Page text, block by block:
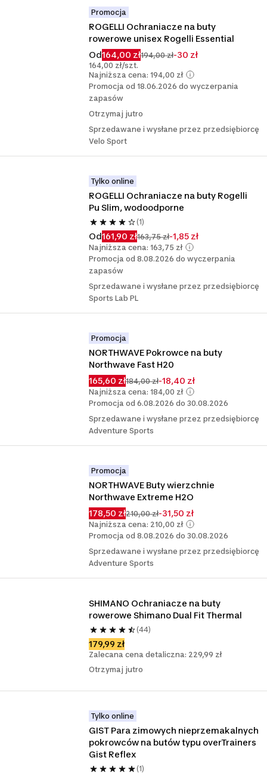
Promocja
ROGELLI Ochraniacze na buty
rowerowe unisex Rogelli Essential
Od164,00 zł194,00 zł-30 zł
164,00 zł/szt.
Najniższa cena: 194,00 zł
Promocja od 18.06.2026 do wyczerpania
zapasów
Otrzymaj jutro
Sprzedawane i wysłane przez przedsiębiorcę
Velo Sport
Tylko online
ROGELLI Ochraniacze na buty Rogelli
Pu Slim, wodoodporne
(1)
Od161,90 zł163,75 zł-1,85 zł
Najniższa cena: 163,75 zł
Promocja od 8.08.2026 do wyczerpania
zapasów
Sprzedawane i wysłane przez przedsiębiorcę
Sports Lab PL
Promocja
NORTHWAVE Pokrowce na buty
Northwave Fast H20
165,60 zł184,00 zł-18,40 zł
Najniższa cena: 184,00 zł
Promocja od 6.08.2026 do 30.08.2026
Sprzedawane i wysłane przez przedsiębiorcę
Adventure Sports
Promocja
NORTHWAVE Buty wierzchnie
Northwave Extreme H2O
178,50 zł210,00 zł-31,50 zł
Najniższa cena: 210,00 zł
Promocja od 8.08.2026 do 30.08.2026
Sprzedawane i wysłane przez przedsiębiorcę
Adventure Sports
SHIMANO Ochraniacze na buty
rowerowe Shimano Dual Fit Thermal
(44)
179,99 zł
Zalecana cena detaliczna: 229,99 zł
Otrzymaj jutro
Tylko online
GIST Para zimowych nieprzemakalnych
pokrowców na butów typu overTrainers
Gist Reflex
(1)